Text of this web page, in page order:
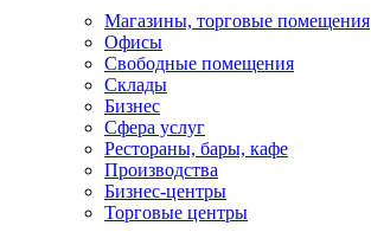
Магазины, торговые помещения
Офисы
Свободные помещения
Склады
Бизнес
Сфера услуг
Рестораны, бары, кафе
Производства
Бизнес-центры
Торговые центры